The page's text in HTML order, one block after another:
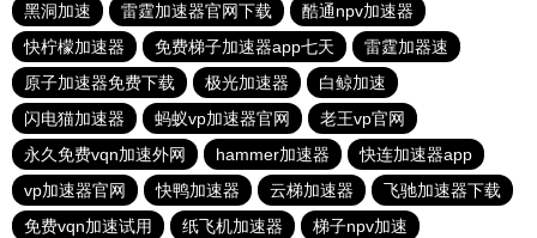
黑洞加速
雷霆加速器官网下载
酷通npv加速器
快柠檬加速器
免费梯子加速器app七天
雷霆加器速
原子加速器免费下载
极光加速器
白鲸加速
闪电猫加速器
蚂蚁vp加速器官网
老王vp官网
永久免费vqn加速外网
hammer加速器
快连加速器app
vp加速器官网
快鸭加速器 云梯加速器
飞驰加速器下载
免费vqn加速试用
纸飞机加速器
梯子npv加速